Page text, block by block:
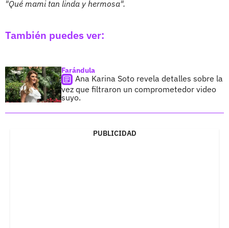
"Qué mami tan linda y hermosa".
También puedes ver:
Farándula
Ana Karina Soto revela detalles sobre la
vez que filtraron un comprometedor video
suyo.
PUBLICIDAD